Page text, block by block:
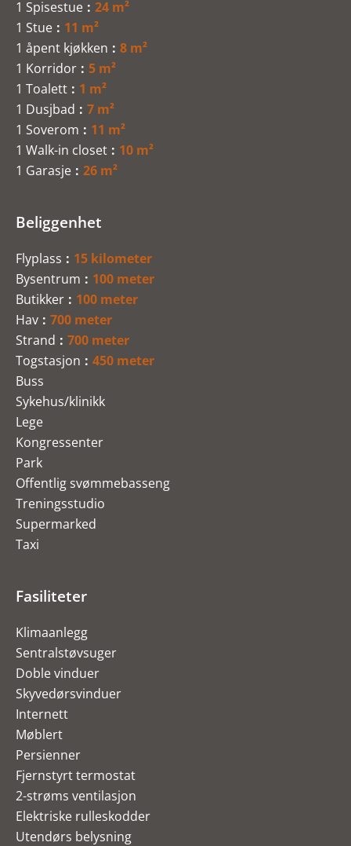
1 Spisestue
24 m²
1 Stue
11 m²
1 åpent kjøkken
8 m²
1 Korridor
5 m²
1 Toalett
1 m²
1 Dusjbad
7 m²
1 Soverom
11 m²
1 Walk-in closet
10 m²
1 Garasje
26 m²
Beliggenhet
Flyplass
15 kilometer
Bysentrum
100 meter
Butikker
100 meter
Hav
700 meter
Strand
700 meter
Togstasjon
450 meter
Buss
Sykehus/klinikk
Lege
Kongressenter
Park
Offentlig svømmebasseng
Treningsstudio
Supermarked
Taxi
Fasiliteter
Klimaanlegg
Sentralstøvsuger
Doble vinduer
Skyvedørsvinduer
Internett
Møblert
Persienner
Fjernstyrt termostat
2-strøms ventilasjon
Elektriske rulleskodder
Utendørs belysning